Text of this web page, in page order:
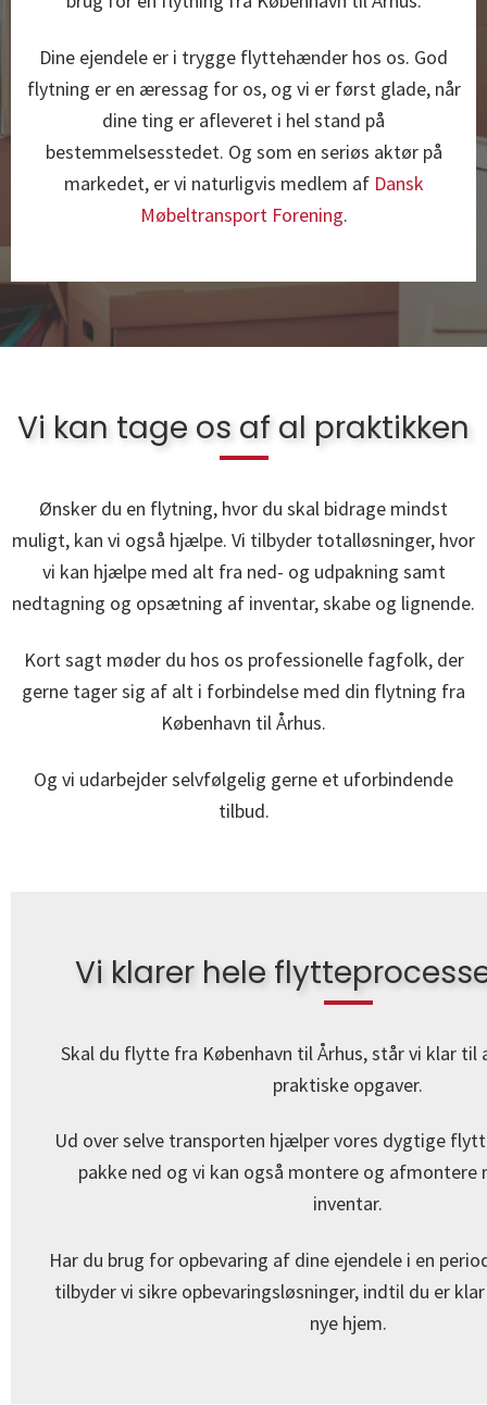
Dine ejendele er i trygge flyttehænder hos os. God
flytning er en æressag for os, og vi er først glade, når
dine ting er afleveret i hel stand på
bestemmelsesstedet. Og som en seriøs aktør på
markedet, er vi naturligvis medlem af Dansk
Møbeltransport Forening.
Vi kan tage os af al praktikken
Ønsker du en flytning, hvor du skal bidrage mindst
muligt, kan vi også hjælpe. Vi tilbyder totalløsninger, hvor
vi kan hjælpe med alt fra ned- og udpakning samt
nedtagning og opsætning af inventar, skabe og lignende.
Kort sagt møder du hos os professionelle fagfolk, der
gerne tager sig af alt i forbindelse med din flytning fra
København til Århus.
Og vi udarbejder selvfølgelig gerne et uforbindende
tilbud.
Vi klarer hele
Skal du flytte fra København til Århus, står vi klar til
praktiske opgaver.
Ud over selve transporten hjælper vores dygtige
pakke ned og vi kan også montere og afmontere
inventar.
Har du brug for opbevaring af dine ejendele i en
tilbyder vi sikre opbevaringsløsninger, indtil du er
nye hjem.